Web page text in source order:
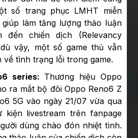
số trang phục LMHT miễn
làm tăng lượng thảo luận
đến chiến dịch (Relevancy
vậy, một số game thủ vẫn
về tình trạng lỗi trong game.
series: Thương hiệu Oppo
ra mắt bộ đôi Oppo Reno6 Z
5G vào ngày 21/07 vừa qua
kiện livestream trên fanpage
dùng chào đón nhiệt tình.